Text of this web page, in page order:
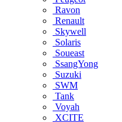
Ravon
Renault
Skywell
Solaris
Soueast
SsangYong
Suzuki
SWM
Tank
Voyah
XCITE